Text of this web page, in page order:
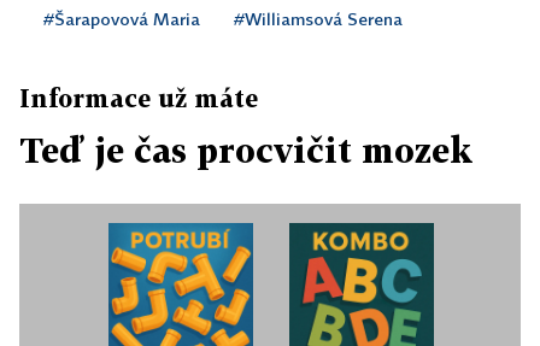
#Šarapovová Maria #Williamsová Serena
Informace už máte
Teď je čas procvičit mozek